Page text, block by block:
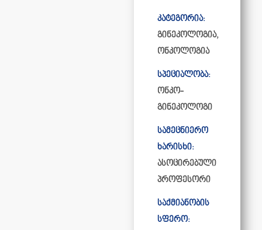
კატეგორია:
გინეკოლოგია,
ონკოლოგია
სპეციალობა:
ონკო-
გინეკოლოგი
სამეცნიერო
ხარისხი:
ასოცირებული
პროფესორი
საქმიანობის
სფერო: